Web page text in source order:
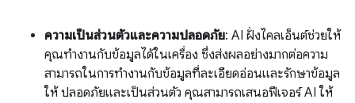
ความเป็นส่วนตัวและความปลอดภัย: AI ฝั่งไคลเอ็นต์ช่วยให้
คุณทำงานกับข้อมูลได้ในเครื่อง ซึ่งส่งผลอย่างมากต่อความ
สามารถในการทำงานกับข้อมูลที่ละเอียดอ่อนและรักษาข้อมูล
ให้ ปลอดภัยและเป็นส่วนตัว คุณสามารถเสนอฟีเจอร์ AI ให้